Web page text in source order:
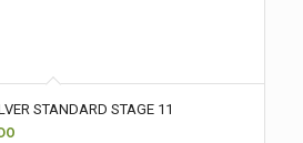
STANDARD STAGE 11